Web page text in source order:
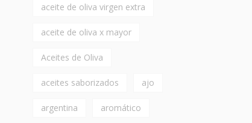
aceite de oliva virgen extra
aceite de oliva x mayor
Aceites de Oliva
aceites saborizados ajo
argentina aromático